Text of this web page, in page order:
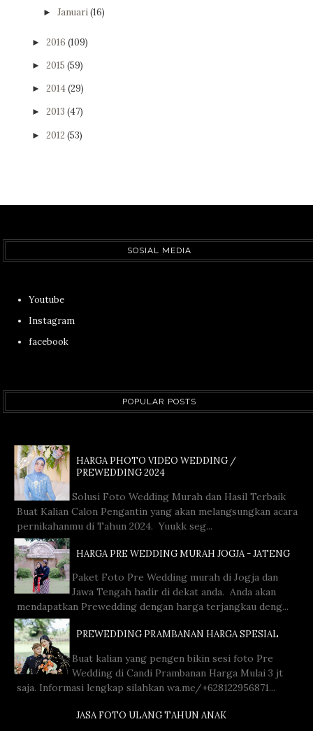
► Januari(16)
► 2016 (109)
► 2015 (59)
► 2014(29)
► 2013 (47)
► 2012 (53)
SOSIAL MEDIA
Youtube
Instagram
facebook
POPULAR POSTS
HARGA PHOTO VIDEO WEDDING /
PREWEDDING 2024
Solusi Foto Wedding Murah dan Hasil Terbaik
Buat Kalian Calon Pengantin yang akan melangsungkan acara
pernikahanmu di Tahun 2024. Yuukk seg...
HARGA PRE WEDDING MURAH JOGJA - JATENG
Paket Foto Pre Wedding murah di Jogja dan
Jawa Tengah hadir di dekat anda. Anda akan
mendapatkan Prewedding dengan harga terjangkau deng...
PREWEDDING PRAMBANAN HARGA SPESIAL
Buat kalian yang pengen bikin sesi foto Pre
Wedding di Candi Prambanan Harga Mulai 3 jt
saja. Informasi lengkap silahkan wa.me/+628122956871...
JASA FOTO ULANG TAHUN ANAK